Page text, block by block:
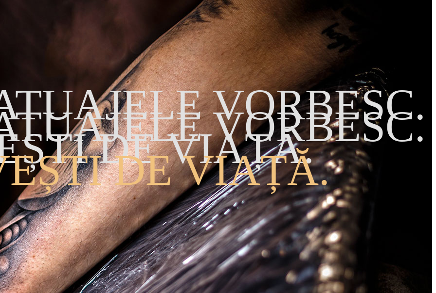
VORBESC.
DE VIAȚĂ.
DE VIAȚĂ.
VORBESC.
, la câteva minute de Universitate.
World Famous, Eternal, Panthera, Silverback. Fiecare piesă este construită pe anatomia ta: compoziție, contrast, lizibilitate în
echipa noastră din
montează cu branulă (fără pistol) și oferă instrucțiuni de îngrijire.